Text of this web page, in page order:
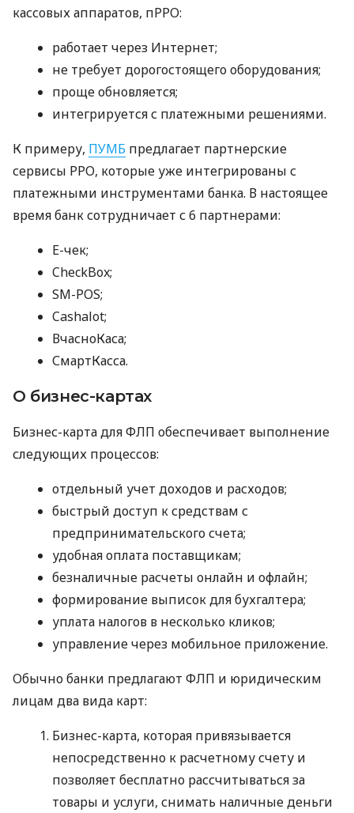
кассовых аппаратов, пРРО:
работает через Интернет;
не требует дорогостоящего оборудования;
проще обновляется;
интегрируется с платежными решениями.
К примеру, ПУМБ предлагает партнерские
сервисы РРО, которые уже интегрированы с
платежными инструментами банка. В настоящее
время банк сотрудничает с 6 партнерами:
E-чек;
CheckBox;
SM-POS;
Cashalot;
ВчасноКаса;
СмартКасса.
О бизнес-картах
Бизнес-карта для ФЛП обеспечивает выполнение
следующих процессов:
отдельный учет доходов и расходов;
быстрый доступ к средствам с
предпринимательского счета;
удобная оплата поставщикам;
безналичные расчеты онлайн и офлайн;
формирование выписок для бухгалтера;
уплата налогов в несколько кликов;
управление через мобильное приложение.
Обычно банки предлагают ФЛП и юридическим
лицам два вида карт:
Бизнес-карта, которая привязывается
непосредственно к расчетному счету и
позволяет бесплатно рассчитываться за
товары и услуги, снимать наличные деньги